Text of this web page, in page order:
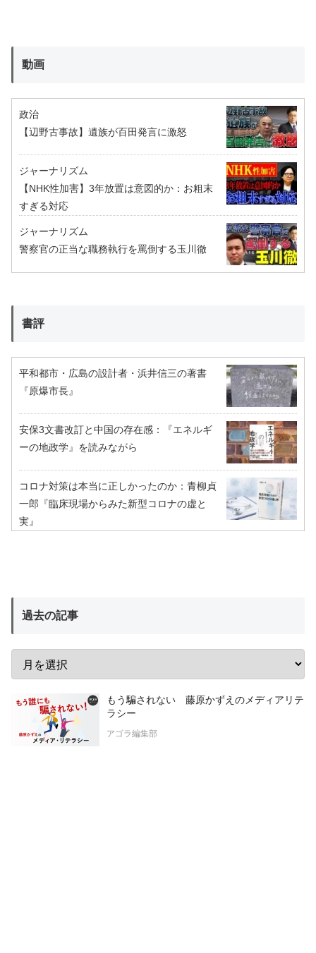
動画
政治
【辺野古事故】遺族が百田発言に激怒
ジャーナリズム
【NHK性加害】3年放置は意図的か：お粗末
すぎる対応
ジャーナリズム
警察官の正当な職務執行を罵倒する玉川徹
書評
平和都市・広島の設計者・浜井信三の著書
『原爆市長』
安保3文書改訂と中国の存在感：『エネルギ
ーの地政学』を読みながら
コロナ対策は本当に正しかったのか：青柳貞
一郎『臨床現場からみた新型コロナの虚と
実』
過去の記事
もう騙されない 藤原かずえのメディアリテ
ラシー
アゴラ編集部